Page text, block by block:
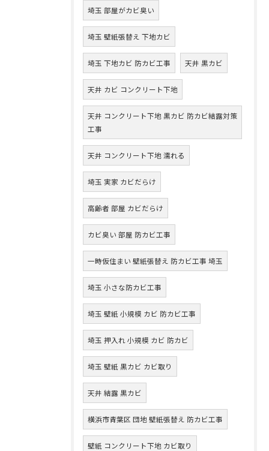
埼玉 部屋がカビ臭い
埼玉 壁紙張替え 下地カビ
埼玉 下地カビ 防カビ工事 天井 黒カビ
天井 カビ コンクリート下地
天井 コンクリート下地 黒カビ 防カビ結露対策
工事
天井 コンクリート下地 濡れる
埼玉 実家 カビだらけ
高齢者 部屋 カビだらけ
カビ臭い 部屋 防カビ工事
一時仮住まい 壁紙張替え 防カビ工事 埼玉
埼玉 小さな防カビ工事
埼玉 壁紙 小規模 カビ 防カビ工事
埼玉 押入れ 小規模 カビ 防カビ
埼玉 壁紙 黒カビ カビ取り
天井 結露 黒カビ
横浜市青葉区 団地 壁紙張替え 防カビ工事
壁紙 コンクリート下地 カビ取り